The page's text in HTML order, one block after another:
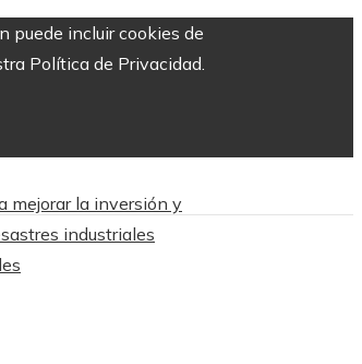
puede incluir cookies de
Política de Privacidad.
mejorar la inversión y
industriales